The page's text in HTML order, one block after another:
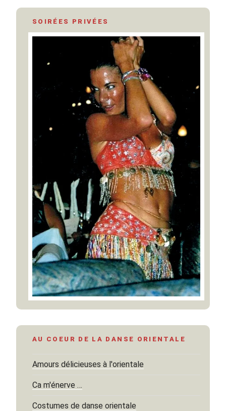
SOIRÉES PRIVÉES
AU COEUR DE LA DANSE ORIENTALE
Amours délicieuses à l'orientale
Ca m'énerve …
Costumes de danse orientale